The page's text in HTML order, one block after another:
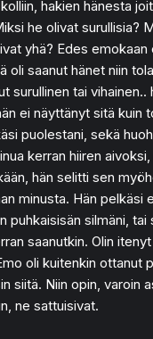
hakien hänesta
he olivat surullisia?
yhä? Edes emokaan
oli saanut hänet niin
surullinen tai vihainen..
ei näyttänyt sitä kuin
puolestani, sekä
kerran hiiren
hän selitti sen
minusta. Hän pelkäsi
puhkaisisän silmäni, tai
saanutkin. Olin
oli kuitenkin ottanut
siitä. Niin opin, varoin
ne sattuisivat.